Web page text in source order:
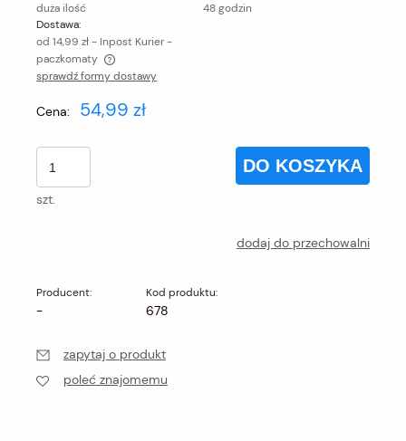
duża ilość
48 godzin
Dostawa:
od 14,99 zł- Inpost Kurier -
paczkomaty
Cena nie zawiera ewentualnych kosztów płatności
sprawdź formy dostawy
Cena: 54,99 zł
szt.
DO KOSZYKA
dodaj do przechowalni
Producent:
-
Kod produktu:
678
zapytaj o produkt
poleć znajomemu